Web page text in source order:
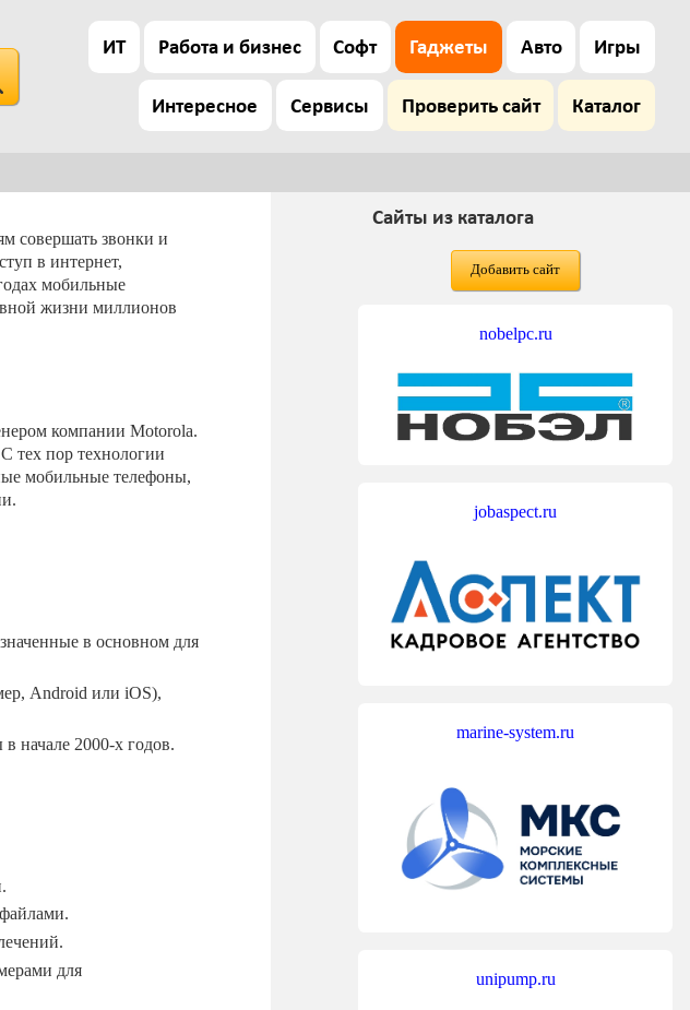
ИТ Работа и бизнес Софт Гаджеты Авто Игры
Интересное Сервисы Проверить сайт Каталог
совершать звонки и
в интернет,
мобильные
жизни миллионов
компании Motorola.
тех пор технологии
мобильные телефоны,
в основном для
Android или iOS),
начале 2000-х годов.
для
Сайты из каталога
Добавить сайт
nobelpc.ru
jobaspect.ru
marine-system.ru
unipump.ru